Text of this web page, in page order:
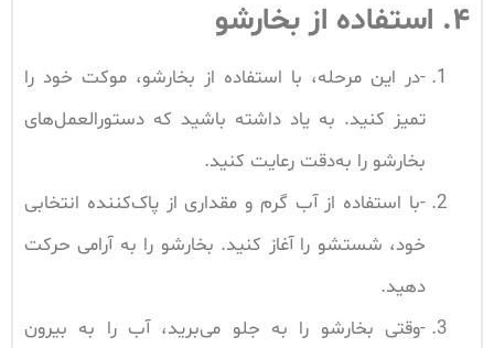
۴. استفاده از بخارشو
-در این مرحله، با استفاده از بخارشو، موکت خود را
تمیز کنید. به یاد داشته باشید که دستورالعمل‌های
بخارشو را به‌دقت رعایت کنید.
-با استفاده از آب گرم و مقداری از پاک‌کننده انتخابی
خود، شستشو را آغاز کنید. بخارشو را به آرامی حرکت
دهید.
-وقتی بخارشو را به جلو می‌برید، آب را به بیرون